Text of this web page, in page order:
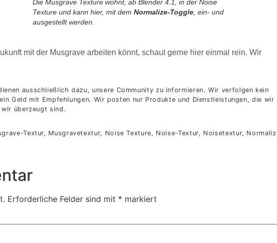
Die Musgrave Texture wohnt, ab Blender 4.1, in der Noise
Texture und kann hier, mit demNormalize-Toggle, ein- und
ausgestellt werden.
mit der Musgrave arbeiten könnt, schaut gerne hier einmal rein. Wir
ausschließlich dazu, unsere Community zu informieren. Wir verfolgen kein
Geld mit Empfehlungen. Wir posten nur Produkte und Dienstleistungen, die wir
überzeugt sind.
Textur, Musgravetextur, Noise Texture, Noise-Textur, Noisetextur,
Erforderliche Felder sind mit * markiert